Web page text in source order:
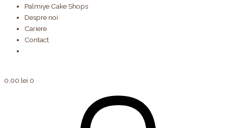
Palmiye Cake Shops
Despre noi
Cariere
Contact
0,00 lei 0